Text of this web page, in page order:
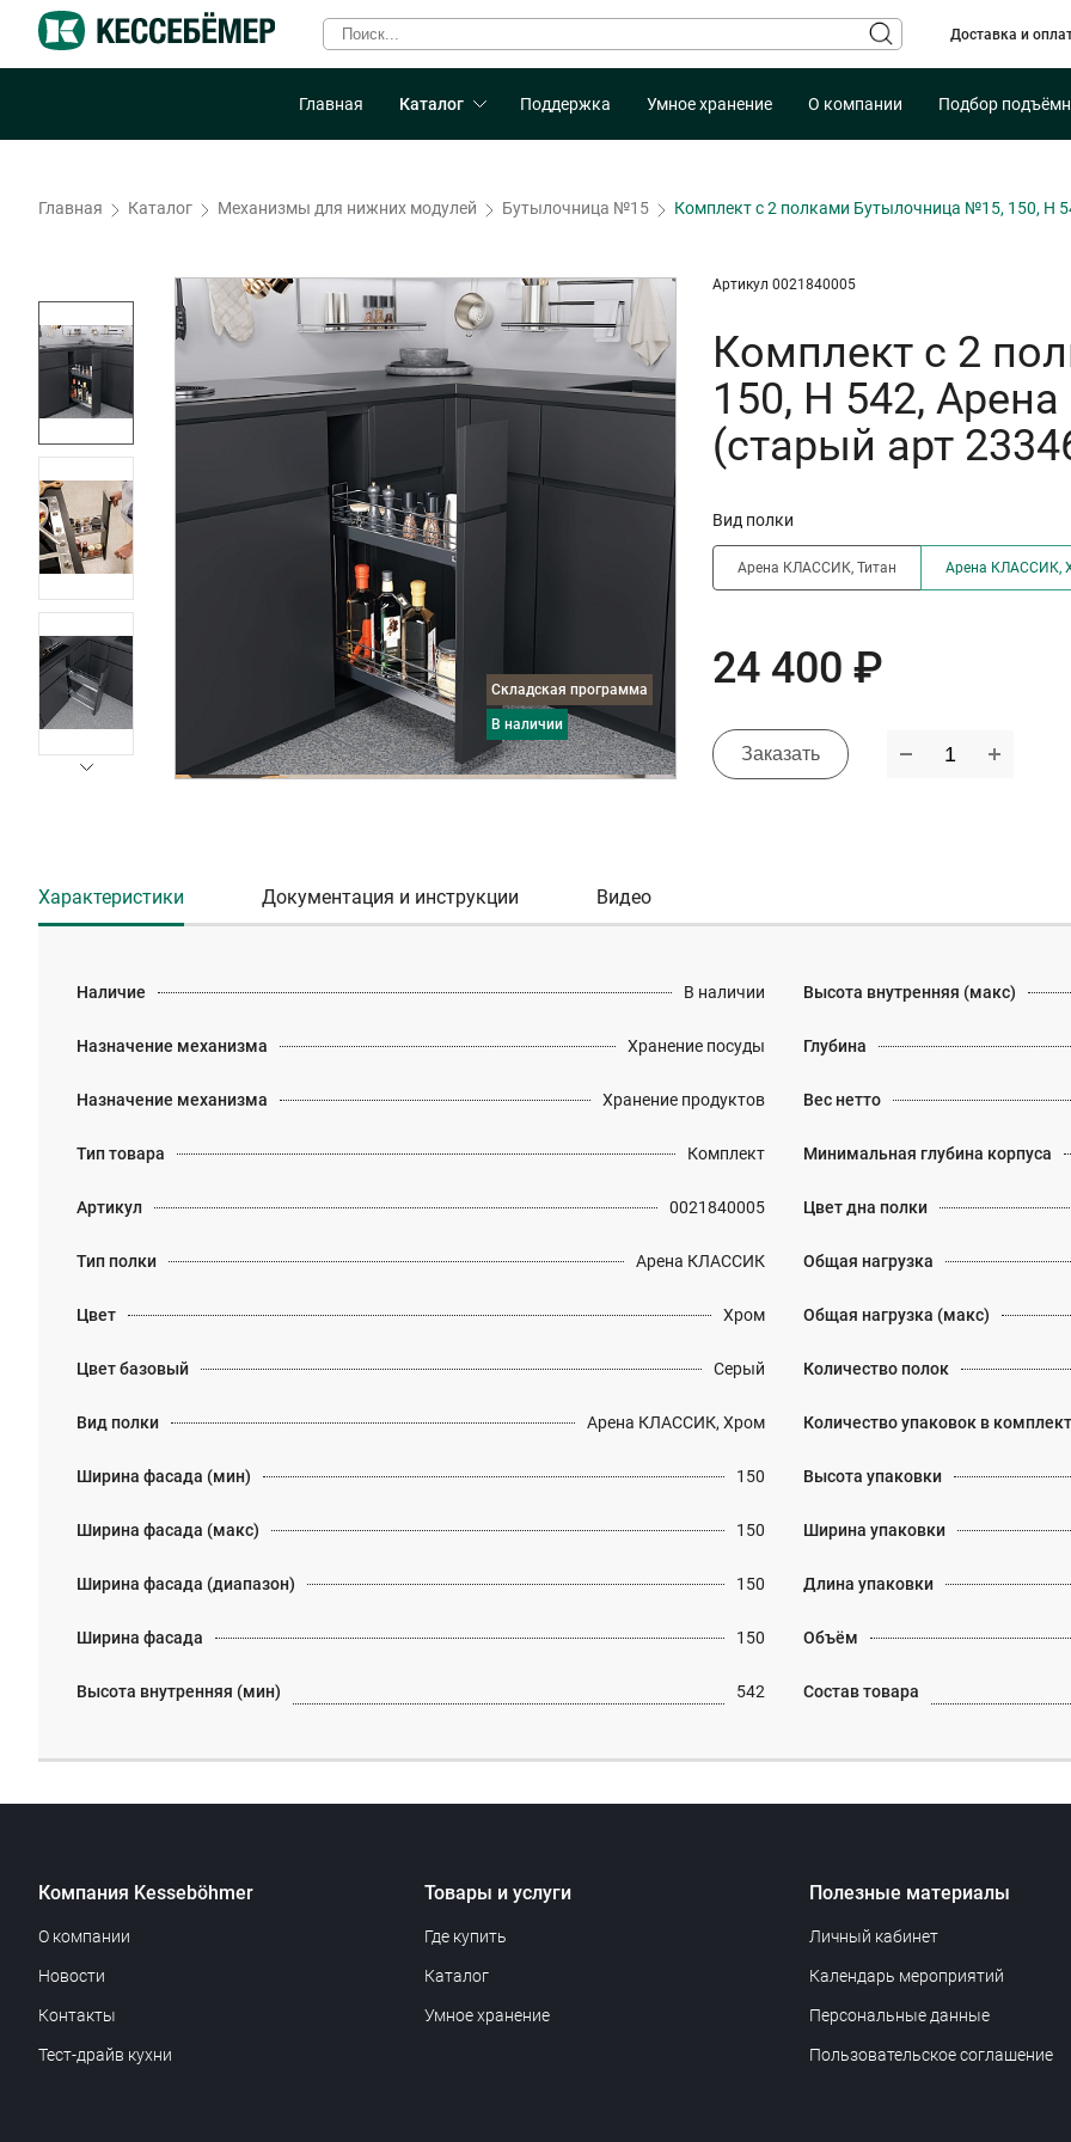
Доставка и
Главная Каталог Поддержка Умное хранение О компании Подбор
Главная Каталог Механизмы для нижних модулей Бутылочница №15 Комплект с 2 полками Бутылочница №15, 150,
Складская программа
в наличии
Артикул 0021840005
Комплект с 2
150, H 542,
(старый арт
Вид полки
Арена КЛАССИК, Титан Арена КЛАССИК,
24 400 ₽
Заказать
Характеристики Документация и инструкции Видео
Наличие В наличии
Назначение механизма Хранение посуды
Назначение механизма Хранение продуктов
Тип товара Комплект
Артикул 0021840005
Тип полки Арена КЛАССИК
Цвет Хром
Цвет базовый Серый
Вид полки Арена КЛАССИК, Хром
Ширина фасада (мин) 150
Ширина фасада (макс) 150
Ширина фасада (диапазон) 150
Ширина фасада 150
Высота внутренняя (мин) 542
Высота внутренняя (макс)
Глубина
Вес нетто
Минимальная глубина корпуса
Цвет дна полки
Общая нагрузка
Общая нагрузка (макс)
Количество полок
Количество упаковок в
Высота упаковки
Ширина упаковки
Длина упаковки
Объём
Состав товара
Компания Kesseböhmer
О компании
Новости
Контакты
Тест-драйв кухни
Товары и услуги
Где купить
Каталог
Умное хранение
Полезные материалы
Личный кабинет
Календарь мероприятий
Персональные данные
Пользовательское соглашение